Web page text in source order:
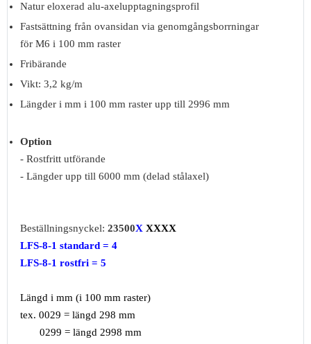
Natur eloxerad alu-axelupptagningsprofil
Fastsättning från ovansidan via genomgångsborrningar
för M6 i 100 mm raster
Fribärande
Vikt: 3,2 kg/m
Längder i mm i 100 mm raster upp till 2996 mm
Option
- Rostfritt utförande
- Längder upp till 6000 mm (delad stålaxel)
Beställningsnyckel: 23500X XXXX
LFS-8-1 standard = 4
LFS-8-1 rostfri = 5
Längd i mm (i 100 mm raster)
tex. 0029 = längd 298 mm
0299 = längd 2998 mm